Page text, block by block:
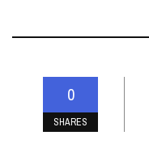
0
SHARES